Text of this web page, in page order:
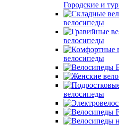
Городские и
велосипеды
велосипеды
велосипеды
велосипеды